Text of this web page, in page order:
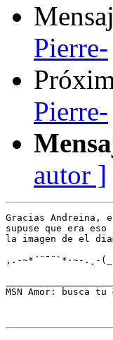
Pierre-
Pierre-
autor ]
Gracias Andreina,
supuse que era
la imagen de el
,.-~*´¨¯¨`*·~-.¸-(_
MSN Amor: busca